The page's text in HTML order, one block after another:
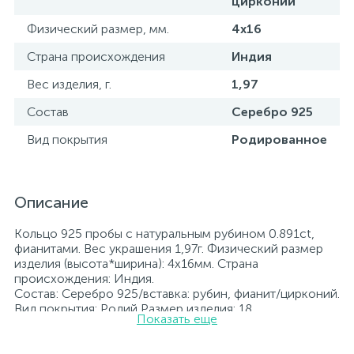
Физический размер, мм.
4х16
Страна происхождения
Индия
Вес изделия, г.
1,97
Состав
Серебро 925
Вид покрытия
Родированное
Описание
Кольцо 925 пробы с натуральным рубином 0.891ct,
фианитами. Вес украшения 1,97г. Физический размер
изделия (высота*ширина): 4х16мм. Страна
происхождения: Индия.
Состав: Серебро 925/вставка: рубин, фианит/цирконий.
Вид покрытия: Родий Размер изделия: 18
Вставка: рубин, фианит/цирконий.
Показать еще